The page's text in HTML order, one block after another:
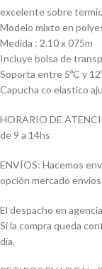
excelente sobre
Modelo mixto en
Medida : 2.10 x 075m
Incluye bolsa de
Soporta entre 5ºC y
Capucha co elastico
HORARIO DE
de 9 a 14hs
ENVÍOS: Hacemos
opción mercado
El despacho en
Si la compra queda
día.